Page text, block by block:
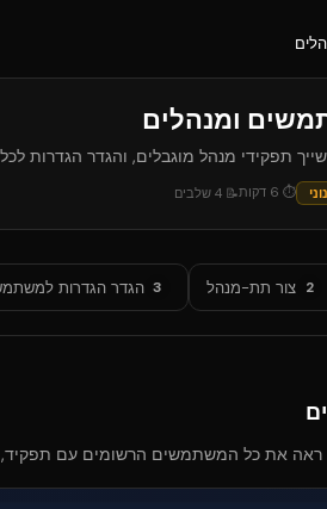
ומנהלים
תפקידי מנהל מוגבלים, והגדר הגדרות
⏱
6 דקות📝
4 שלבים
2 צור תת-מנהל 3 הגדר הגדרות
את כל המשתמשים הרשומים עם תפקיד,